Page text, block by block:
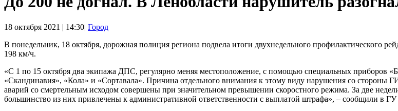
18 октября 2021 | 14:30| Город
В понедельник, 18 октября, дорожная полиция региона подвела итоги двухнедельного профилактического
198 км/ч.
«С 1 по 15 октября два экипажа ДПС, регулярно меняя местоположение, с помощью специальных приборов
«Скандинавия», «Кола» и «Сортавала». Причина отдельного внимания к этому виду нарушения со
аварий со смертельным исходом совершены при значительном превышении скоростного режима. За две
большинство из них привлечены к административной ответственности с выплатой штрафа», – сообщили в